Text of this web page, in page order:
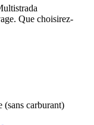
Que choisirez-
(sans carburant)